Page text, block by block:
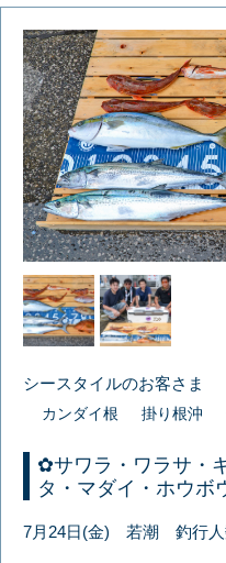
シースタイルのお客さま
カンダイ根 掛り根沖
✿サワラ・ワラサ・
タ・マダイ・ホウボ
7月24日(金) 若潮 釣行人